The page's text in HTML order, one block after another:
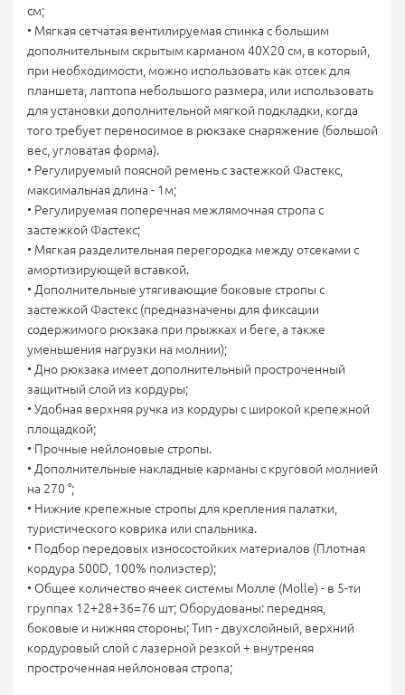
см;
• Мягкая сетчатая вентилируемая спинка с большим
дополнительным скрытым карманом 40Х20 см, в который,
при необходимости, можно использовать как отсек для
планшета, лаптопа небольшого размера, или использовать
для установки дополнительной мягкой подкладки, когда
того требует переносимое в рюкзаке снаряжение (большой
вес, угловатая форма).
• Регулируемый поясной ремень с застежкой Фастекс,
максимальная длина - 1м;
• Регулируемая поперечная межлямочная стропа с
застежкой Фастекс;
• Мягкая разделительная перегородка между отсеками с
амортизирующей вставкой.
• Дополнительные утягивающие боковые стропы с
застежкой Фастекс (предназначены для фиксации
содержимого рюкзака при прыжках и беге, а также
уменьшения нагрузки на молнии);
• Дно рюкзака имеет дополнительный простроченный
защитный слой из кордуры;
• Удобная верхняя ручка из кордуры с широкой крепежной
площадкой;
• Прочные нейлоновые стропы.
• Дополнительные накладные карманы с круговой молнией
на 270 °;
• Нижние крепежные стропы для крепления палатки,
туристического коврика или спальника.
• Подбор передовых износостойких материалов (Плотная
кордура 500D, 100% полиэстер);
• Общее количество ячеек системы Молле (Molle) - в 5-ти
группах 12+28+36=76 шт; Оборудованы: передняя,
боковые и нижняя стороны; Тип - двухслойный, верхний
кордуровый слой с лазерной резкой + внутреняя
простроченная нейлоновая стропа;